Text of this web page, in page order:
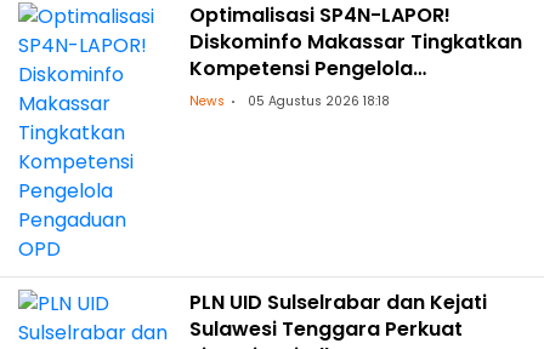
Optimalisasi SP4N-LAPOR!
Diskominfo Makassar Tingkatkan
Kompetensi Pengelola
Pengaduan OPD
News 05 Agustus 2026 18:18
PLN UID Sulselrabar dan Kejati
Sulawesi Tenggara Perkuat